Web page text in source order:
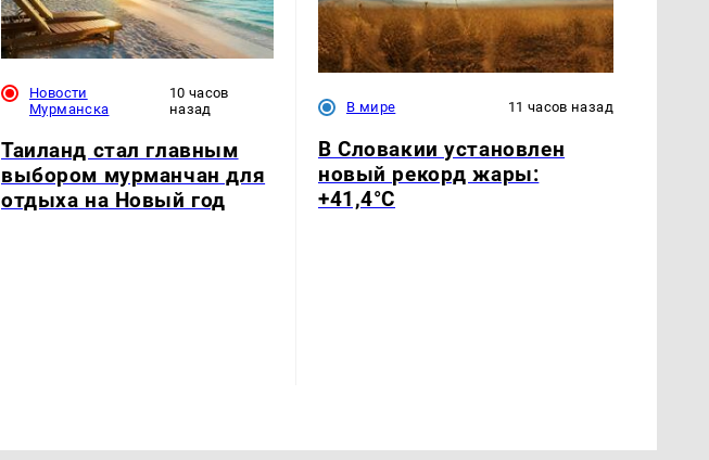
Новости
Мурманска
10 часов
назад
Таиланд стал главным
выбором мурманчан для
отдыха на Новый год
В мире 11 часов назад
В Словакии установлен
новый рекорд жары:
+41,4°С